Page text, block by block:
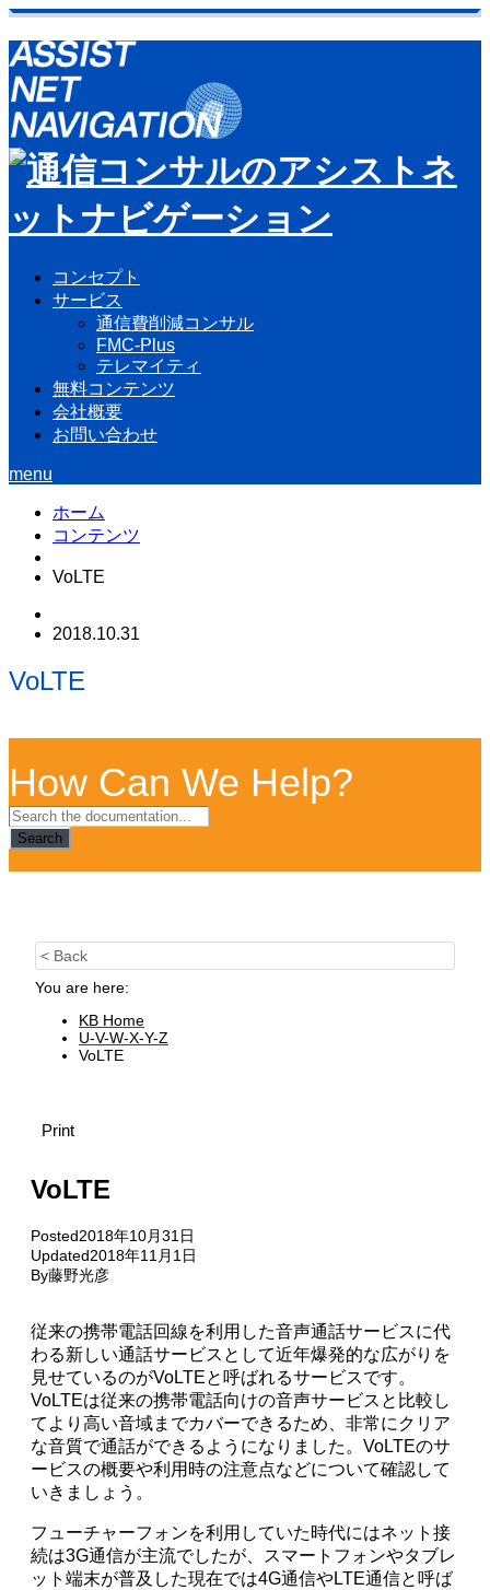
コンセプト
サービス
通信費削減コンサル
FMC-Plus
テレマイティ
無料コンテンツ
会社概要
お問い合わせ
menu
ホーム
コンテンツ
VoLTE
2018.10.31
VoLTE
How Can We Help?
Search
< Back
You are here:
KB Home
U-V-W-X-Y-Z
VoLTE
Print
VoLTE
Posted2018年10月31日
Updated2018年11月1日
By藤野光彦
従来の携帯電話回線を利用した音声通話サービスに代
わる新しい通話サービスとして近年爆発的な広がりを
見せているのがVoLTEと呼ばれるサービスです。
VoLTEは従来の携帯電話向けの音声サービスと比較し
てより高い音域までカバーできるため、非常にクリア
な音質で通話ができるようになりました。VoLTEのサ
ービスの概要や利用時の注意点などについて確認して
いきましょう。
フューチャーフォンを利用していた時代にはネット接
続は3G通信が主流でしたが、スマートフォンやタブレ
ット端末が普及した現在では4G通信やLTE通信と呼ば